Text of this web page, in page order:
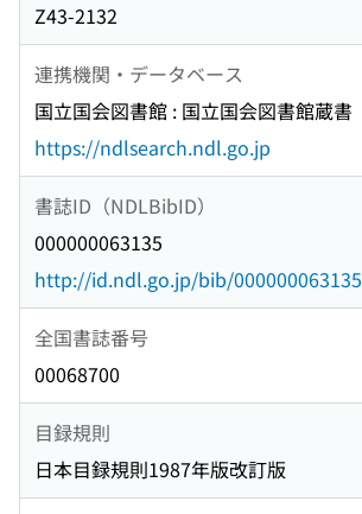
Z43-2132
連携機関・データベース
国立国会図書館 : 国立国会図書館蔵書
https://ndlsearch.ndl.go.jp
書誌ID（NDLBibID）
000000063135
http://id.ndl.go.jp/bib/000000063135
全国書誌番号
00068700
目録規則
日本目録規則1987年版改訂版